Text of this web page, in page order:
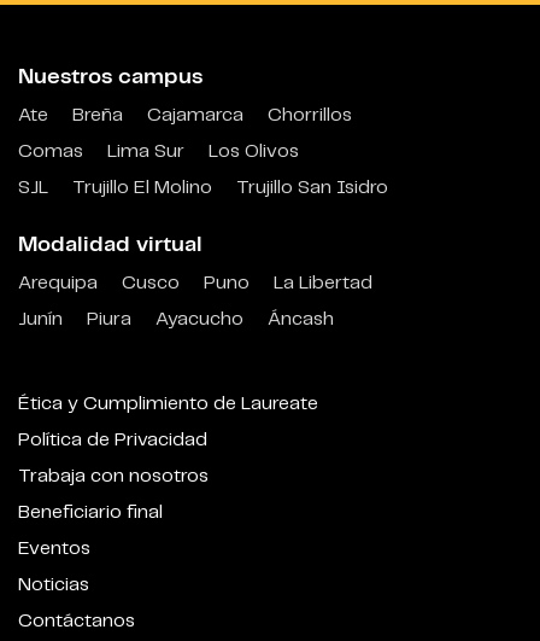
Nuestros campus
Ate Breña Cajamarca
Chorrillos
Comas
Lima Sur
Los Olivos
SJL
Trujillo El Molino Trujillo San Isidro
Modalidad virtual
Arequipa Cusco Puno
La Libertad
Junín
Piura Ayacucho Áncash
Ética y Cumplimiento de Laureate
Política de Privacidad
Trabaja con nosotros
Beneficiario final
Eventos
Noticias
Contáctanos